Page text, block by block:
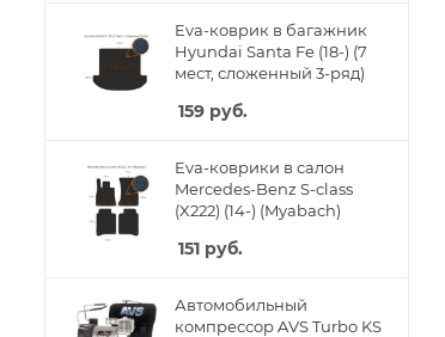
Eva-коврик в багажник
Hyundai Santa Fe (18-) (7
мест, сложенный 3-ряд)
159 руб.
Eva-коврики в салон
Mercedes-Benz S-class
(X222) (14-) (Myabach)
151 руб.
Автомобильный
компрессор AVS Turbo KS